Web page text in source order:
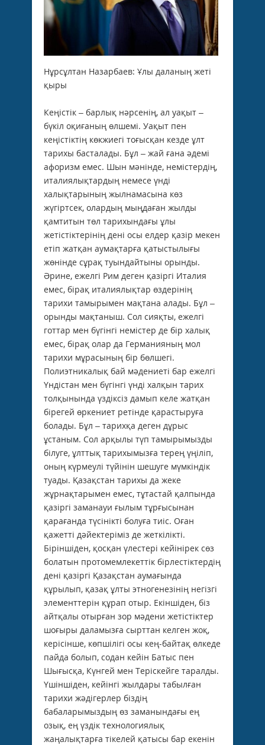
Нұрсұлтан Назарбаев: Ұлы даланың жеті
қыры
Кеңістік – барлық нәрсенің, ал уақыт –
бүкіл оқиғаның өлшемі. Уақыт пен
кеңістіктің көкжиегі тоғысқан кезде ұлт
тарихы басталады. Бұл – жай ғана әдемі
афоризм емес. Шын мәнінде, немістердің,
италиялықтардың немесе үнді
халықтарының жылнамасына көз
жүгіртсек, олардың мыңдаған жылды
қамтитын төл тарихындағы ұлы
жетістіктерінің дені осы елдер қазір мекен
етіп жатқан аумақтарға қатыстылығы
жөнінде сұрақ туындайтыны орынды.
Әрине, ежелгі Рим деген қазіргі Италия
емес, бірақ италиялықтар өздерінің
тарихи тамырымен мақтана алады. Бұл –
орынды мақтаныш. Сол сияқты, ежелгі
готтар мен бүгінгі немістер де бір халық
емес, бірақ олар да Германияның мол
тарихи мұрасының бір бөлшегі.
Полиэтникалық бай мәдениеті бар ежелгі
Үндістан мен бүгінгі үнді халқын тарих
толқынында үздіксіз дамып келе жатқан
бірегей өркениет ретінде қарастыруға
болады. Бұл – тарихқа деген дұрыс
ұстаным. Сол арқылы түп тамырымызды
білуге, ұлттық тарихымызға терең үңіліп,
оның күрмеулі түйінін шешуге мүмкіндік
туады. Қазақстан тарихы да жеке
жұрнақтарымен емес, тұтастай қалпында
қазіргі заманауи ғылым тұрғысынан
қарағанда түсінікті болуға тиіс. Оған
қажетті дәйектеріміз де жеткілікті.
Біріншіден, қосқан үлестері кейінірек сөз
болатын протомемлекеттік бірлестіктердің
дені қазіргі Қазақстан аумағында
құрылып, қазақ ұлты этногенезінің негізгі
элементтерін құрап отыр. Екіншіден, біз
айтқалы отырған зор мәдени жетістіктер
шоғыры даламызға сырттан келген жоқ,
керісінше, көпшілігі осы кең-байтақ өлкеде
пайда болып, содан кейін Батыс пен
Шығысқа, Күнгей мен Теріскейге таралды.
Үшіншіден, кейінгі жылдары табылған
тарихи жәдігерлер біздің
бабаларымыздың өз заманындағы ең
озық, ең үздік технологиялық
жаңалықтарға тікелей қатысы бар екенін